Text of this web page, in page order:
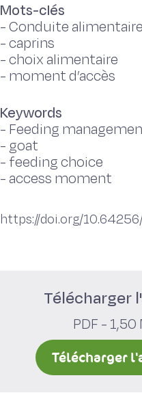
Mots-clés
-Conduite alimentaire
-caprins
-choix alimentaire
- moment d’accès
Keywords
- Feeding
- goat
- feeding choice
- access moment
https://doi.org/
Télécharger
PDF - 1,50
Télécharger